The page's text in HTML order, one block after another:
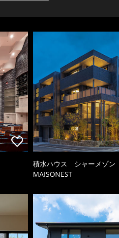
積水ハウス シャーメゾン
MAISONEST